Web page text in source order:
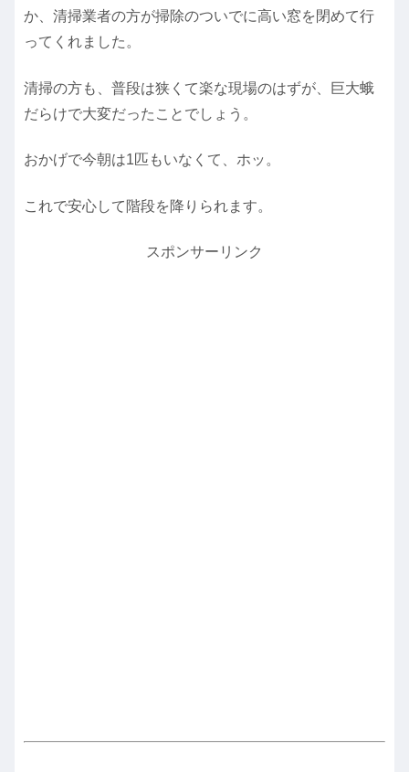
か、清掃業者の方が掃除のついでに高い窓を閉めて行
ってくれました。
清掃の方も、普段は狭くて楽な現場のはずが、巨大蛾
だらけで大変だったことでしょう。
おかげで今朝は1匹もいなくて、ホッ。
これで安心して階段を降りられます。
スポンサーリンク